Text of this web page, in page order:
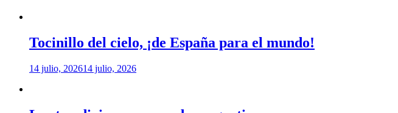
Tocinillo del cielo, ¡de España para el mundo!
14 julio, 202614 julio, 2026